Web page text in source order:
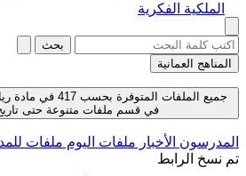
الملكية الفكرية
بحث
المناهج العمانية
جميع الملفات
في قسم ملفات متنوعة حتى تاريخ 08-08-
المدرسون الأخبار ملفات اليوم ملفات
تم نسخ الرابط